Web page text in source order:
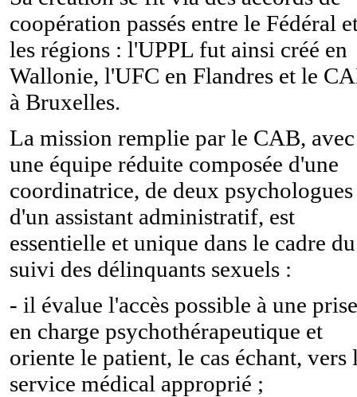
coopération passés entre le Fédéral
les régions : l'UPPL fut ainsi créé en
Wallonie, l'UFC en Flandres et le
à Bruxelles.
La mission remplie par le CAB, avec
une équipe réduite composée d'une
coordinatrice, de deux psychologues
d'un assistant administratif, est
essentielle et unique dans le cadre du
suivi des délinquants sexuels :
- il évalue l'accès possible à une prise
en charge psychothérapeutique et
oriente le patient, le cas échant, vers
service médical approprié ;